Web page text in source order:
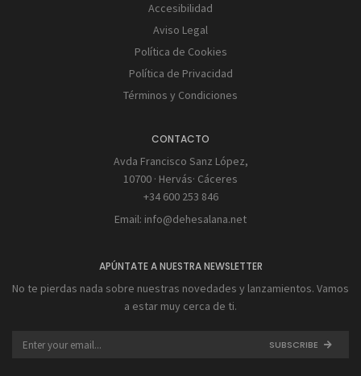
Accesibilidad
Aviso Legal
Política de Cookies
Política de Privacidad
Términos y Condiciones
CONTACTO
Avda Francisco Sanz López,
10700 · Hervás· Cáceres
+34 600 253 846
Email: info@dehesalana.net
APÚNTATE A NUESTRA NEWSLETTER
No te pierdas nada sobre nuestras novedades y lanzamientos. Vamos
a estar muy cerca de ti.
SUBSCRIBE